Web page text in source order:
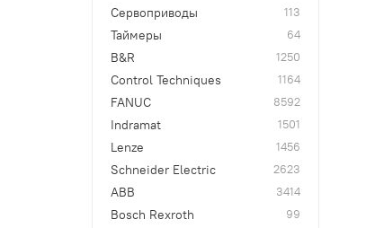
Сервоприводы 113
Таймеры 64
B&R 1250
Control Techniques 1164
FANUC 8592
Indramat 1501
Lenze 1456
Schneider Electric 2623
ABВ 3414
Bosch Rexroth 99